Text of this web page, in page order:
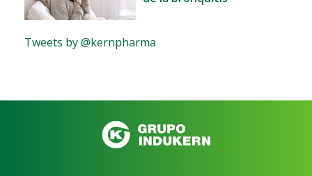
Tweets by @kernpharma